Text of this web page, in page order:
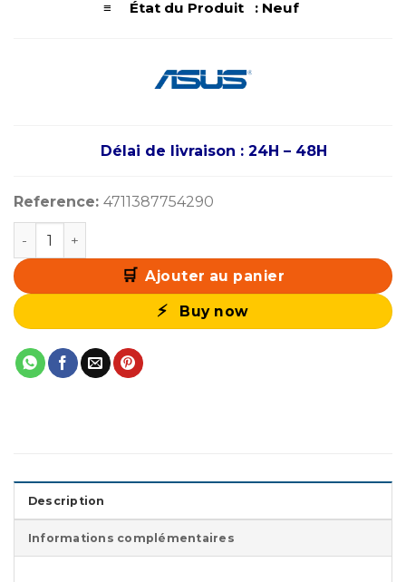
≡ État du Produit : Neuf
Délai de livraison : 24H – 48H
Reference: 4711387754290
quantité de ASUS ROG MAXIMUS Z890 APEX
Ajouter au panier
Buy now
Description
Informations complémentaires